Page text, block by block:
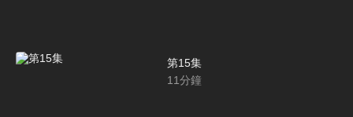
第15集
11分鐘